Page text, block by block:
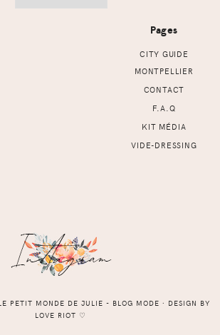
Pages
CITY GUIDE
MONTPELLIER
CONTACT
F.A.Q
KIT MÉDIA
VIDE-DRESSING
PETIT MONDE DE JULIE - BLOG MODE ⸱ DESIGN BY
LOVE RIOT ♡